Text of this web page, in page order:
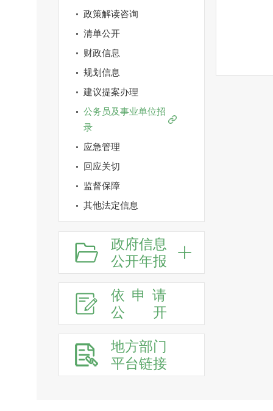
政策解读咨询
清单公开
财政信息
规划信息
建议提案办理
公务员及事业单位招
录
应急管理
回应关切
监督保障
其他法定信息
政府信息
公开年报
依申请
公
开
地方部门
平台链接